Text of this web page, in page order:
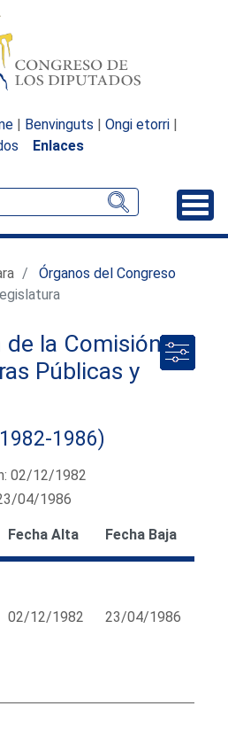
| Benvinguts | Ongi etorri |
Enlaces
Órganos del Congreso
la Comisión de
Públicas y
1986)
02/12/1982
04/1986
Fecha Alta Fecha Baja
02/12/1982 23/04/1986